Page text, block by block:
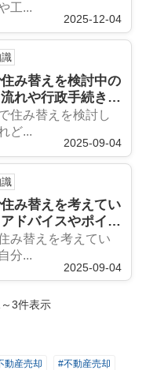
工...
2025-12-04
み替えを検討中の
れや行政手続きを
紹介
住み替えを検討し
ど...
2025-09-04
み替えを考えてい
ドバイスやポイン
み替えを考えてい
分...
2025-09-04
3件表示
動産売却 #不動産売却